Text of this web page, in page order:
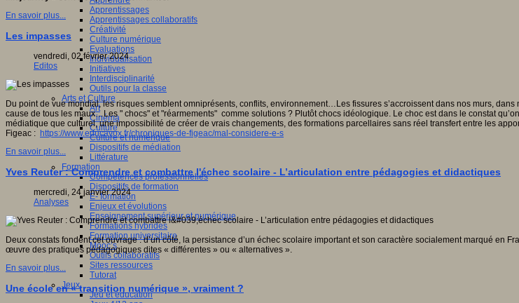
Apprentissages
Apprentissages collaboratifs
Créativité
Culture numérique
Evaluations
Individualisation
Initiatives
Interdisciplinarité
Outils pour la classe
Arts et Culture
Art
Cinéma
Culture
Culture et numérique
Dispositifs de médiation
Littérature
Formation
Compétences professionnelles
Dispositifs de formation
E- formation
Enjeux et évolutions
Enseignement supérieur et numérique
Formations hybrides
Formation universitaire
Mooc’s
Outils collaboratifs
Sites ressources
Tutorat
Jeux
Jeu et éducation
En savoir plus...
Les impasses
vendredi, 02 février 2024
Editos
Du point de vue mondial, les risques semblent omniprésents, conflits, environnement…Les fissures s’accroissent dans nos murs,
cause de tous les maux…Les " chocs" et "réarmements" comme solutions ? Plutôt chocs idéologique. Le choc est dans le constat
médiatique que culturel, une impossibilité de créer de vrais changements, des formations parcellaires sans réel transfert entre les
Figeac : https://www.educavox.fr/chroniques-de-figeac/mal-considere-e-s
En savoir plus...
Yves Reuter : Comprendre et combattre l'échec scolaire - L’articulation entre pédagogies et didactiques
mercredi, 24 janvier 2024
Analyses
Deux constats fondent cet ouvrage : d’un côté, la persistance d’un échec scolaire important et son caractère socialement marqué en
œuvre des pratiques pédagogiques dites « différentes » ou « alternatives ».
En savoir plus...
Une école en « transition numérique », vraiment ?